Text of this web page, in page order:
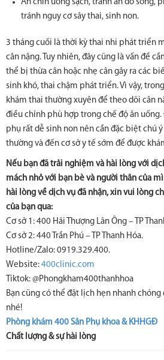
Ăn chín uống sạch, tránh ăn đồ sống,
tránh nguy cơ sảy thai, sinh non.
3 tháng cuối là thời kỳ thai nhi phát triển
cân nặng. Tuy nhiên, đây cũng là vấn đề
thể bị thừa cân hoặc nhẹ cân gây ra các
sinh khó, thai chậm phát triển. Vì vậy,
khám thai thường xuyên để theo dõi cân
điều chỉnh phù hợp trong chế độ ăn
phụ rất dễ sinh non nên cần đặc biệt chú
thường và đến cơ sở y tế sớm để được
Nếu bạn đã trải nghiệm và hài lòng với
mách nhỏ với bạn bè và người thân của
hài lòng về dịch vụ đã nhận, xin vui lòng
của bạn qua:
Cơ sở 1: 400 Hải Thượng Lãn Ông – TP
Cơ sở 2: 440 Trần Phú – TP Thanh Hóa.
Hotline/Zalo: 0919.329.400.
Website: 400clinic.com
Tiktok: @Phongkham400thanhhoa
Bạn cũng có thể đặt lịch hẹn nhanh
nhé!
Phòng khám 400 Sản Phụ khoa & KHHGĐ
Chất lượng & sự hài lòng